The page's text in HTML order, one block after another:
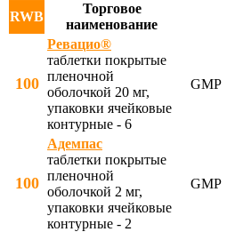
RWB
Торговое
наименование
100
Ревацио®
таблетки покрытые
пленочной
оболочкой 20 мг,
упаковки ячейковые
контурные - 6
GMP
100
Адемпас
таблетки покрытые
пленочной
оболочкой 2 мг,
упаковки ячейковые
контурные - 2
GMP